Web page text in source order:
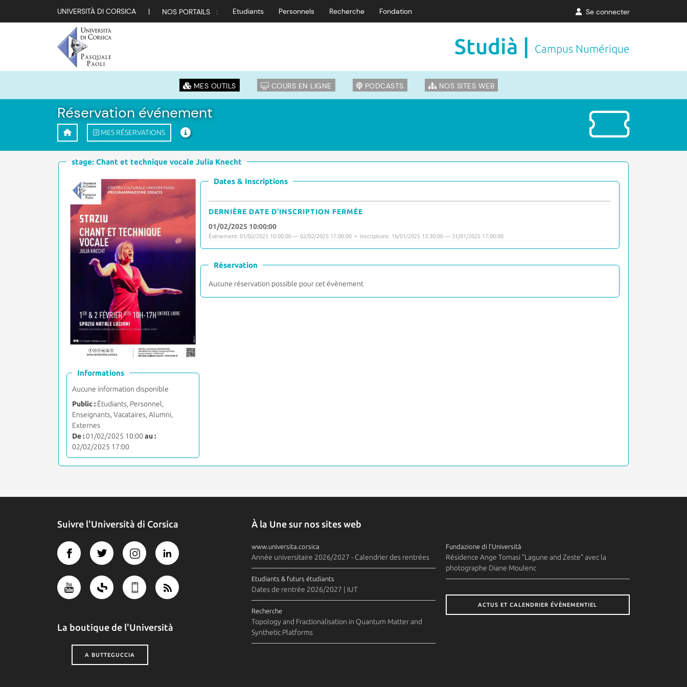
UNIVERSITÀ DI CORSICA | NOS PORTAILS : Etudiants Personnels Recherche Fondation Se connecter
Studià | Campus Numérique
MES OUTILS COURS EN LIGNE PODCASTS NOS SITES WEB
Réservation événement
MES RÉSERVATIONS
stage: Chant et technique vocale Julia Knecht
Informations
Aucune information disponible
Public : Étudiants, Personnel,
Enseignants, Vacataires, Alumni,
Externes
De :01/02/2025 10:00 au :
02/02/2025 17:00
Dates & Inscriptions
DERNIÈRE DATE D'INSCRIPTION FERMÉE
01/02/2025 10:00:00
Événement: 01/02/2025 10:00:00 — 02/02/2025 17:00:00 • Inscriptions: 16/01/2025 13:30:00 — 31/01/2025 17:00:00
Réservation
Aucune réservation possible pour cet évènement
Suivre l'Università di Corsica
La boutique de l'Università
A BUTTEGUCCIA
À la Une sur nos sites web
www.universita.corsica
Année universitaire 2026/2027 - Calendrier des rentrées
Etudiants & futurs étudiants
Dates de rentrée 2026/2027 | IUT
Recherche
Topology and Fractionalisation in Quantum Matter and
Synthetic Platforms
Fundazione di l'Università
Résidence Ange Tomasi "Lagune and Zeste" avec la
photographe Diane Moulenc
ACTUS ET CALENDRIER ÉVÈNEMENTIEL